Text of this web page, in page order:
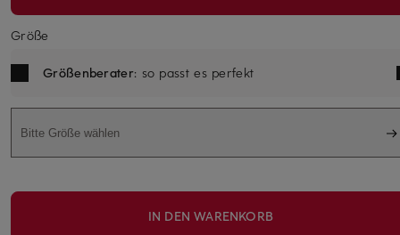
Größe
Größenberater: so passt es perfekt
Bitte Größe wählen
IN DEN WARENKORB